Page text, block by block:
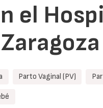
el
Parto Vaginal (PV)